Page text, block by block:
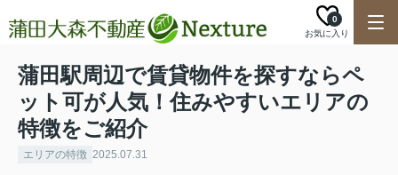
お気に入り
0
蒲田駅周辺で賃貸物件を探すならペ
ット可が人気！住みやすいエリアの
特徴をご紹介
エリアの特徴 2025.07.31